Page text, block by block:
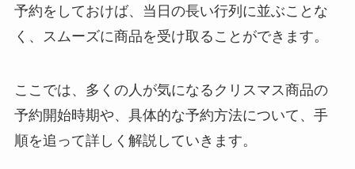
予約をしておけば、当日の長い行列に並ぶことな
く、スムーズに商品を受け取ることができます。
ここでは、多くの人が気になるクリスマス商品の
予約開始時期や、具体的な予約方法について、手
順を追って詳しく解説していきます。